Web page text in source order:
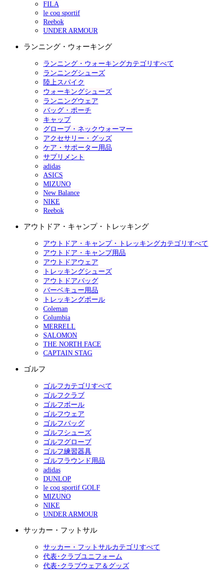
FILA
le coq sportif
Reebok
UNDER ARMOUR
ランニング・ウォーキング
ランニング・ウォーキングカテゴリすべて
ランニングシューズ
陸上スパイク
ウォーキングシューズ
ランニングウェア
バッグ・ポーチ
キャップ
グローブ・ネックウォーマー
アクセサリー・グッズ
ケア・サポーター用品
サプリメント
adidas
ASICS
MIZUNO
New Balance
NIKE
Reebok
アウトドア・キャンプ・トレッキング
アウトドア・キャンプ・トレッキングカテゴリすべて
アウトドア・キャンプ用品
アウトドアウェア
トレッキングシューズ
アウトドアバッグ
バーベキュー用品
トレッキングポール
Coleman
Columbia
MERRELL
SALOMON
THE NORTH FACE
CAPTAIN STAG
ゴルフ
ゴルフカテゴリすべて
ゴルフクラブ
ゴルフボール
ゴルフウェア
ゴルフバッグ
ゴルフシューズ
ゴルフグローブ
ゴルフ練習器具
ゴルフラウンド用品
adidas
DUNLOP
le coq sportif GOLF
MIZUNO
NIKE
UNDER ARMOUR
サッカー・フットサル
サッカー・フットサルカテゴリすべて
代表･クラブユニフォーム
代表･クラブウェア＆グッズ